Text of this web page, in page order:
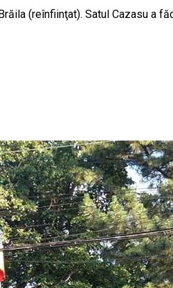
(reînfiinţat). Satul Cazasu a